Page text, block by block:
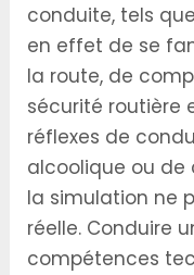
conduite, tels
en effet de se
la route, de
sécurité routière
réflexes de
alcoolique ou
la simulation ne
réelle. Conduire
compétences